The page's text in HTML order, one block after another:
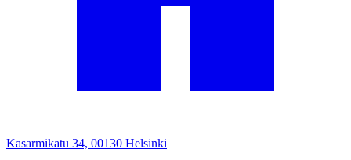
Kasarmikatu 34, 00130 Helsinki